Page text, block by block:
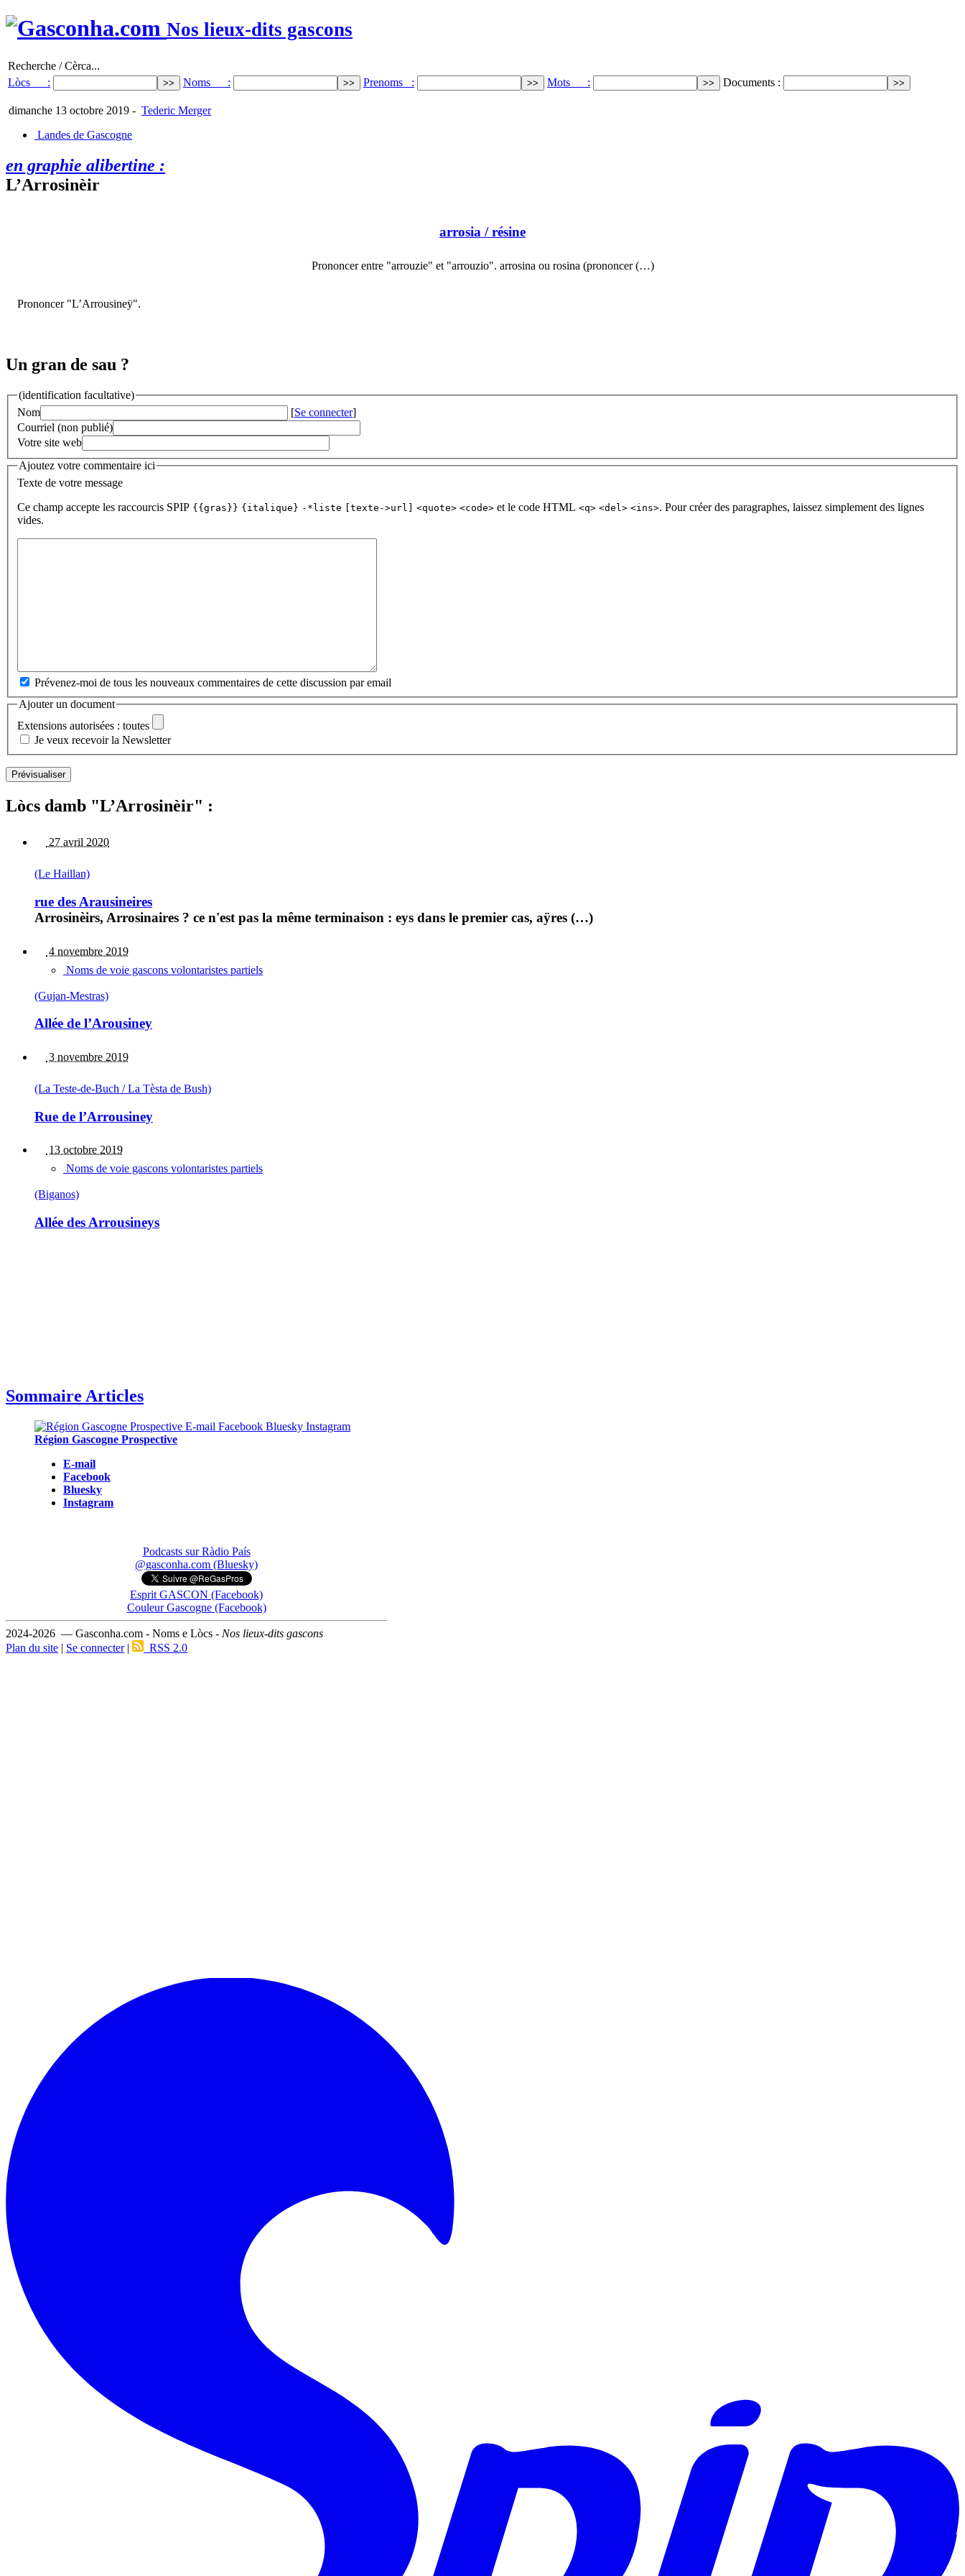
Nos lieux-dits gascons
Recherche / Cèrca...
Lòcs :
Noms : Prenoms : Mots : Documents :
dimanche 13 octobre 2019 - Tederic Merger
Landes de Gascogne
en graphie alibertine :
L’Arrosinèir
arrosia / résine
Prononcer entre "arrouzie" et "arrouzio". arrosina ou rosina (prononcer (…)
Prononcer "L’Arrousineÿ".
Un gran de sau ?
(identification facultative)
Nom
[Se connecter]
Courriel (non publié)
Votre site web
Ajoutez votre commentaire ici
Texte de votre message
Ce champ accepte les raccourcis SPIP {{gras}} {italique} -*liste [texte->url] <quote> <code> et le code HTML <q> <del> <ins>. Pour créer des paragraphes, laissez simplement des lignes
vides.
Prévenez-moi de tous les nouveaux commentaires de cette discussion par email
Ajouter un document
Extensions autorisées : toutes
Je veux recevoir la Newsletter
Lòcs damb "L’Arrosinèir" :
27 avril 2020
(Le Haillan)
rue des Arausineires
Arrosinèirs, Arrosinaires ? ce n'est pas la même terminaison : eys dans le premier cas, aÿres (…)
4 novembre 2019
Noms de voie gascons volontaristes partiels
(Gujan-Mestras)
Allée de l’Arousiney
3 novembre 2019
(La Teste-de-Buch / La Tèsta de Bush)
Rue de l’Arrousiney
13 octobre 2019
Noms de voie gascons volontaristes partiels
(Biganos)
Allée des Arrousineys
Sommaire Articles
Région Gascogne Prospective
E-mail
Facebook
Bluesky
Instagram
Podcasts sur Ràdio País
@gasconha.com (Bluesky)
Esprit GASCON (Facebook)
Couleur Gascogne (Facebook)
2024-2026 — Gasconha.com - Noms e Lòcs - Nos lieux-dits gascons
Plan du site | Se connecter| RSS 2.0